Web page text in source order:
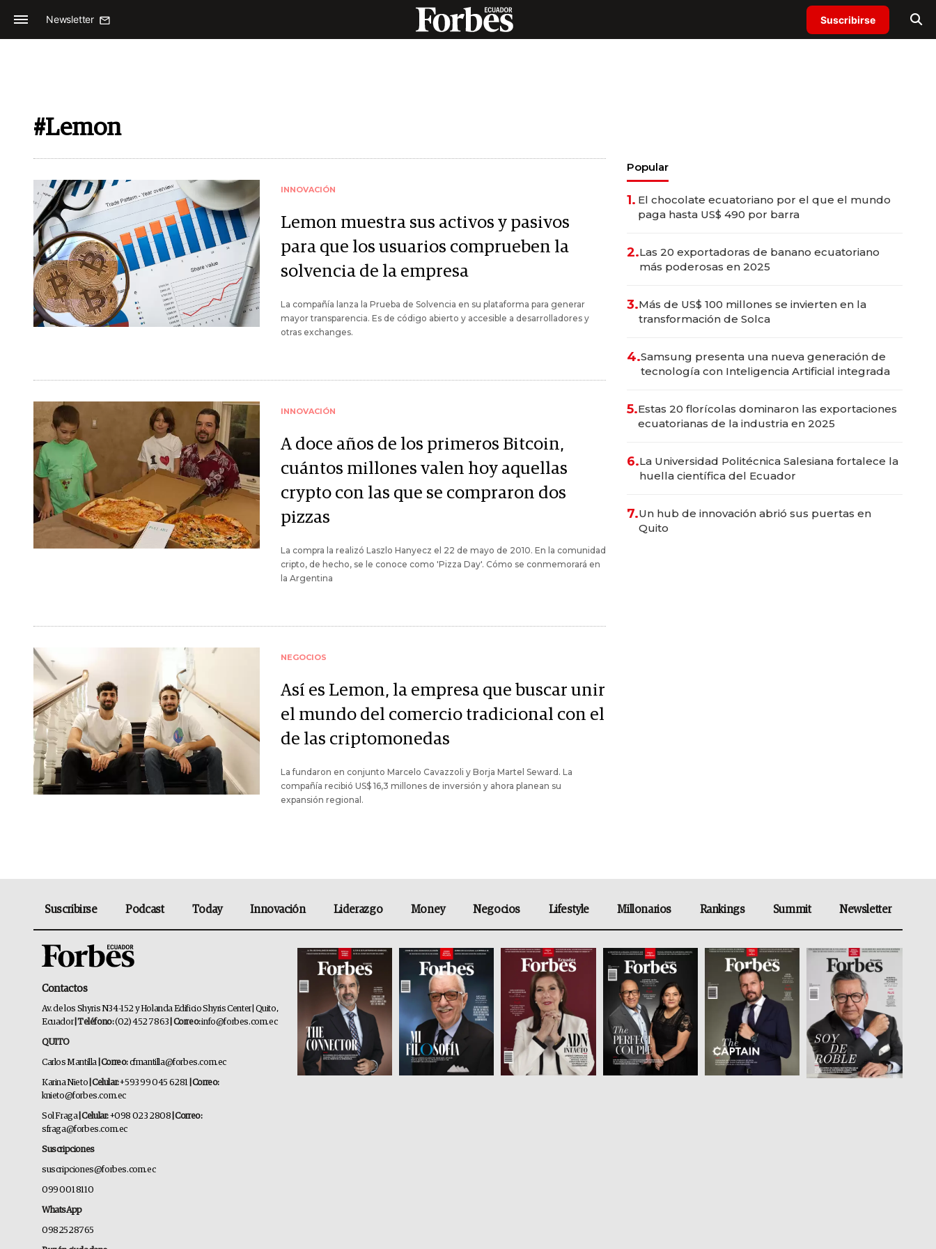
Newsletter Suscribirse
#Lemon
INNOVACIÓN
Lemon muestra sus activos y pasivos
para que los usuarios comprueben la
solvencia de la empresa
La compañía lanza la Prueba de Solvencia en su plataforma para generar
mayor transparencia. Es de código abierto y accesible a desarrolladores y
otras exchanges.
INNOVACIÓN
A doce años de los primeros Bitcoin,
cuántos millones valen hoy aquellas
crypto con las que se compraron dos
pizzas
La compra la realizó Laszlo Hanyecz el 22 de mayo de 2010. En la comunidad
cripto, de hecho, se le conoce como 'Pizza Day'. Cómo se conmemorará en
la Argentina
NEGOCIOS
Así es Lemon, la empresa que buscar unir
el mundo del comercio tradicional con el
de las criptomonedas
La fundaron en conjunto Marcelo Cavazzoli y Borja Martel Seward. La
compañía recibió US$ 16,3 millones de inversión y ahora planean su
expansión regional.
Popular
1. El chocolate ecuatoriano por el que el mundo
paga hasta US$ 490 por barra
2.Las 20 exportadoras de banano ecuatoriano
más poderosas en 2025
3.Más de US$ 100 millones se invierten en la
transformación de Solca
4.Samsung presenta una nueva generación de
tecnología con Inteligencia Artificial integrada
5.Estas 20 florícolas dominaron las exportaciones
ecuatorianas de la industria en 2025
6.La Universidad Politécnica Salesiana fortalece la
huella científica del Ecuador
7.Un hub de innovación abrió sus puertas en
Quito
Suscribirse Podcast Today Innovación Liderazgo Money Negocios Lifestyle Millonarios Rankings Summit Newsletter
Contactos
Av. de los Shyris N34-152 y Holanda Edificio Shyris Center | Quito,
Ecuador | Teléfono:(02) 452 7863 | Correo:info@forbes.com.ec
QUITO
Carlos Mantilla | Correo:cfmantilla@forbes.com.ec
Karina Nieto | Celular:+593 99 045 6281 | Correo:
knieto@forbes.com.ec
Sol Fraga| Celular:+098 023 2808 | Correo:
sfraga@forbes.com.ec
Suscripciones
suscripciones@forbes.com.ec
099 001 8110
WhatsApp
0982528765